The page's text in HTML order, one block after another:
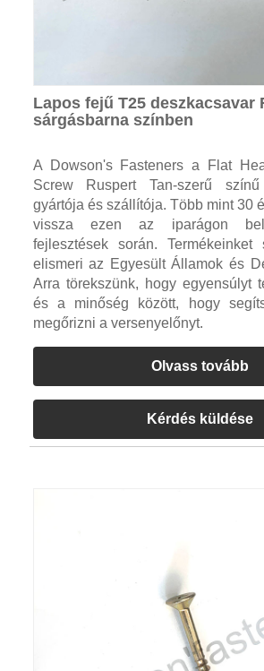
Lapos fejű T25 deszkacsavar
sárgásbarna színben
A Dowson's Fasteners a Flat
Screw Ruspert Tan-szerű színű
gyártója és szállítója. Több mint 30
vissza ezen az iparágon
fejlesztések során. Termékeinket
elismeri az Egyesült Államok és
Arra törekszünk, hogy egyensúlyt
és a minőség között, hogy
megőrizni a versenyelőnyt.
Olvass tovább
Kérdés küldése